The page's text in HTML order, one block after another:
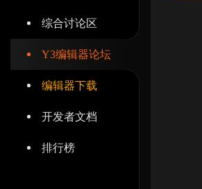
综合讨论区
Y3编辑器论坛
编辑器下载
开发者文档
排行榜